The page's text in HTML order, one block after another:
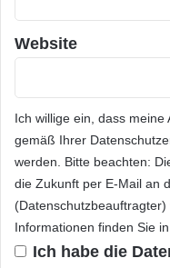
besuchen Sie bitte
http://www/
Orginal-Meldung:
Website
Ich willige ein, dass
gemäß Ihrer
werden. Bitte beachten:
die Zukunft per E-Mail an
Informationen finden Sie
Ich habe die